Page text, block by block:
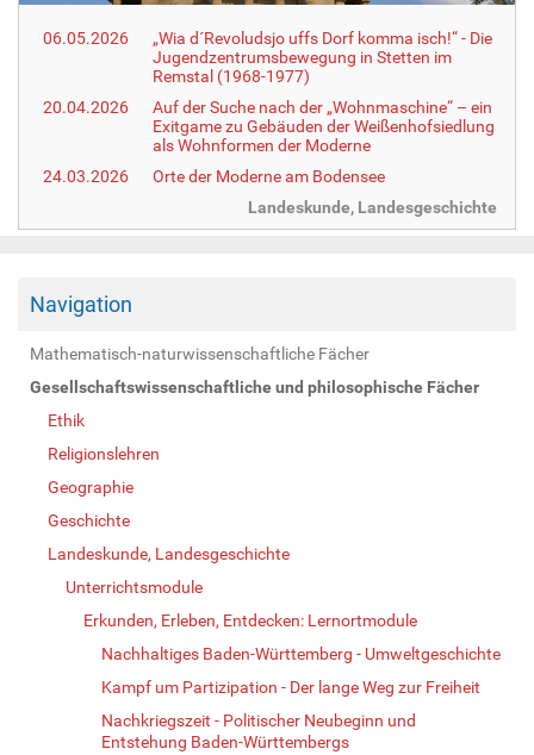
06.05.2026
„Wia d´Revoludsjo uffs Dorf komma isch!“ - Die
Jugendzentrumsbewegung in Stetten im
Remstal (1968-1977)
20.04.2026
Auf der Suche nach der „Wohnmaschine“ – ein
Exitgame zu Gebäuden der Weißenhofsiedlung
als Wohnformen der Moderne
24.03.2026
Orte der Moderne am Bodensee
Landeskunde, Landesgeschichte
Navigation
Mathematisch-naturwissenschaftliche Fächer
Gesellschaftswissenschaftliche und philosophische Fächer
Ethik
Religionslehren
Geographie
Geschichte
Landeskunde, Landesgeschichte
Unterrichtsmodule
Erkunden, Erleben, Entdecken: Lernortmodule
Nachhaltiges Baden-Württemberg - Umweltgeschichte
Kampf um Partizipation - Der lange Weg zur Freiheit
Nachkriegszeit - Politischer Neubeginn und
Entstehung Baden-Württembergs